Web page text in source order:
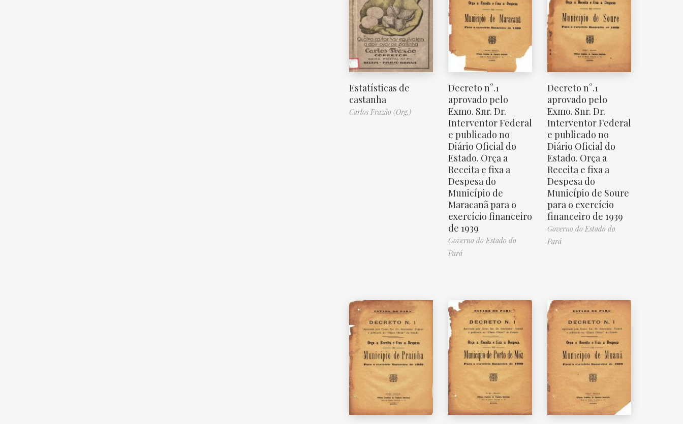
Estatísticas de
castanha
Carlos Frazão (Org.)
Decreto n°.1
aprovado pelo
Exmo. Snr. Dr.
Interventor Federal
e publicado no
Diário Oficial do
Estado. Orça a
Receita e fixa a
Despesa do
Município de
Maracanã para o
exercício financeiro
de 1939
Governo do Estado do
Pará
Decreto n°.1
aprovado pelo
Exmo. Snr. Dr.
Interventor Federal
e publicado no
Diário Oficial do
Estado. Orça a
Receita e fixa a
Despesa do
Município de Soure
para o exercício
financeiro de 1939
Governo do Estado do
Pará